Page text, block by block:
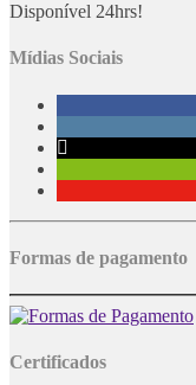
Disponível 24hrs!
Mídias Sociais
Formas de pagamento
Certificados